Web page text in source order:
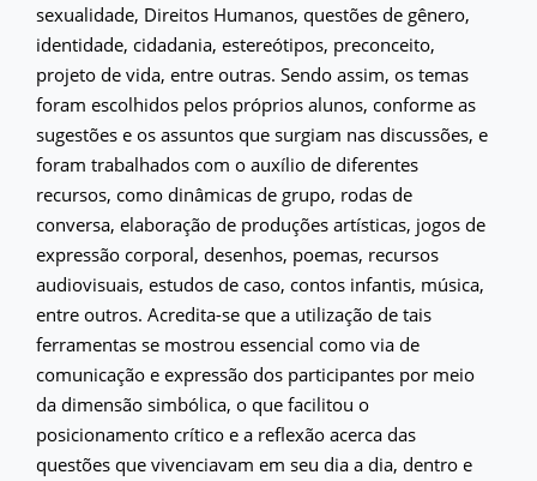
sexualidade, Direitos Humanos, questões de gênero,
identidade, cidadania, estereótipos, preconceito,
projeto de vida, entre outras. Sendo assim, os temas
foram escolhidos pelos próprios alunos, conforme as
sugestões e os assuntos que surgiam nas discussões, e
foram trabalhados com o auxílio de diferentes
recursos, como dinâmicas de grupo, rodas de
conversa, elaboração de produções artísticas, jogos de
expressão corporal, desenhos, poemas, recursos
audiovisuais, estudos de caso, contos infantis, música,
entre outros. Acredita-se que a utilização de tais
ferramentas se mostrou essencial como via de
comunicação e expressão dos participantes por meio
da dimensão simbólica, o que facilitou o
posicionamento crítico e a reflexão acerca das
questões que vivenciavam em seu dia a dia, dentro e